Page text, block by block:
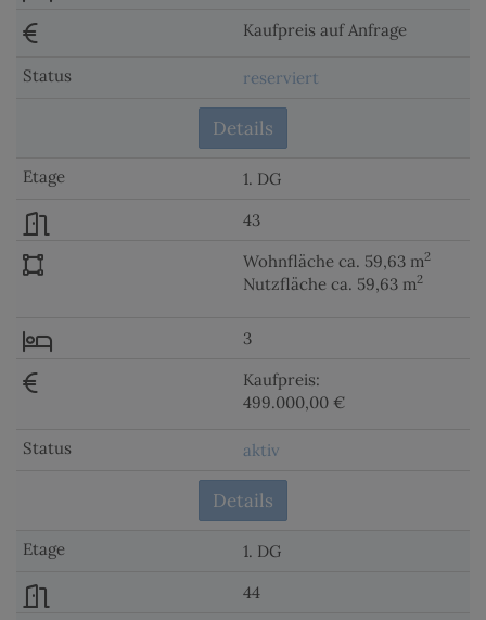
Kaufpreis auf Anfrage
reserviert
Details
1. DG
43
Wohnfläche ca. 59,63 m2
Nutzfläche ca. 59,63 m2
3
Kaufpreis:
499.000,00 €
aktiv
Details
1. DG
44